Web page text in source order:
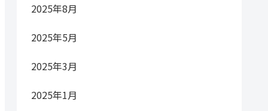
2025年8月
2025年5月
2025年3月
2025年1月